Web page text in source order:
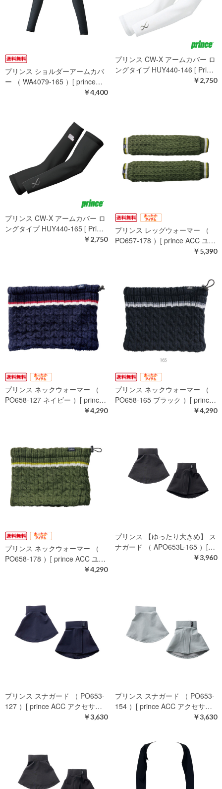
プリンス ショルダーアームカバ
ー （ WA4079-165 ）[ prince…
￥4,400
プリンス CW-X アームカバー ロ
ングタイプ HUY440-146 [ Pri…
￥2,750
プリンス CW-X アームカバー ロ
ングタイプ HUY440-165 [ Pri…
￥2,750
プリンス レッグウォーマー （
PO657-178 ）[ prince ACC ユ…
￥5,390
プリンス ネックウォーマー （
PO658-127 ネイビー ）[ princ…
￥4,290
プリンス ネックウォーマー （
PO658-165 ブラック ）[ princ…
￥4,290
プリンス ネックウォーマー （
PO658-178 ）[ prince ACC ユ…
￥4,290
プリンス 【ゆったり大きめ】 ス
ナガード （ APO653L-165 ）[…
￥3,960
プリンス スナガード （ PO653-
127 ）[ prince ACC アクセサ…
￥3,630
プリンス スナガード （ PO653-
154 ）[ prince ACC アクセサ…
￥3,630